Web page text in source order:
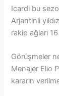
Icardi bu
Arjantinli
rakip ağları
Görüşmeler
Menajer Elio
kararın